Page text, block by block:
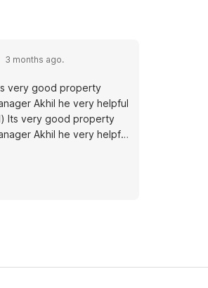
3 months ago.
very good property
Akhil he very helpful
Akhil he very helpful